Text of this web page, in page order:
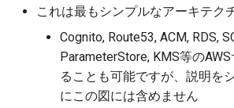
これは最もシンプルなアーキテク
Cognito, Route53, ACM, RDS,
ParameterStore, KMS等の
ることも可能ですが、説明を
にこの図には含めません